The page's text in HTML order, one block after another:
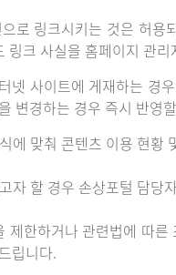
로 링크시키는 것은 허용
크 사실을 홈페이지 관
사이트에 게재하는 경
변경하는 경우 즉시 반영
에 맞춰 콘텐츠 이용 현황
할 경우 손상포털 담당
한하거나 관련법에 따
립니다.